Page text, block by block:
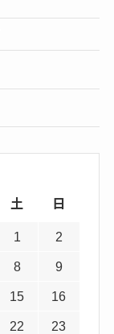
土 日
1 2
8 9
15 16
22 23